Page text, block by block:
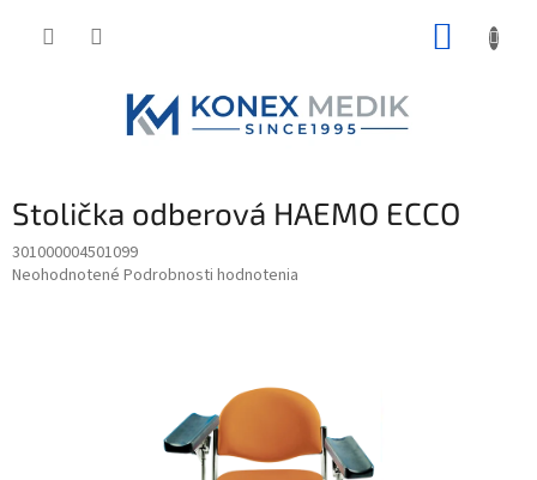
Stolička odberová HAEMO ECCO
301000004501099
Priemerné
Neohodnotené Podrobnosti hodnotenia